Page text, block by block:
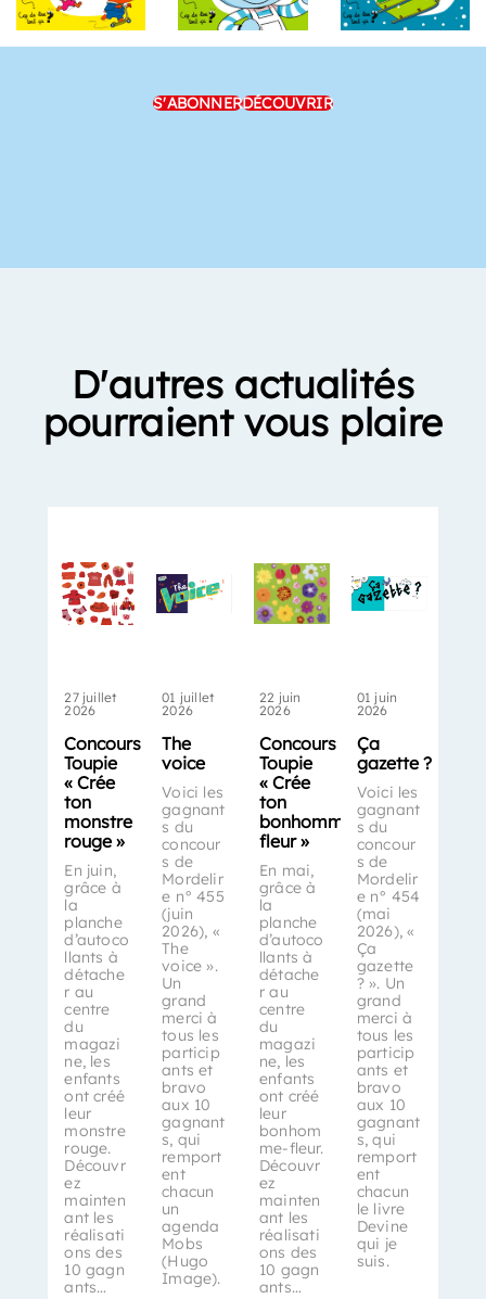
S'ABONNERDÉCOUVRIR
D'autres actualités
pourraient vous plaire
27 juillet
2026
Concours
Toupie
« Crée
ton
monstre
rouge »
En juin,
grâce à
la
planche
d’autoco
llants à
détache
r au
centre
du
magazi
ne, les
enfants
ont créé
leur
monstre
rouge.
Découvr
ez
mainten
ant les
réalisati
ons des
10 gagn
ants…
01 juillet
2026
The
voice
Voici les
gagnant
s du
concour
s de
Mordelir
e n° 455
(juin
2026), «
The
voice ».
Un
grand
merci à
tous les
particip
ants et
bravo
aux 10
gagnant
s, qui
remport
ent
chacun
un
agenda
Mobs
(Hugo
Image).
22 juin
2026
Concours
Toupie
« Crée
ton
bonhomme-
fleur »
En mai,
grâce à
la
planche
d’autoco
llants à
détache
r au
centre
du
magazi
ne, les
enfants
ont créé
leur
bonhom
me-fleur.
Découvr
ez
mainten
ant les
réalisati
ons des
10 gagn
ants…
01 juin
2026
Ça
gazette ?
Voici les
gagnant
s du
concour
s de
Mordelir
e n° 454
(mai
2026), «
Ça
gazette
? ». Un
grand
merci à
tous les
particip
ants et
bravo
aux 10
gagnant
s, qui
remport
ent
chacun
le livre
Devine
qui je
suis.